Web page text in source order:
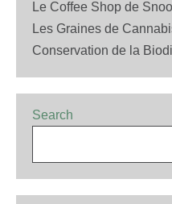
Le Coffee Shop de
Les Graines de
Conservation de la
Search